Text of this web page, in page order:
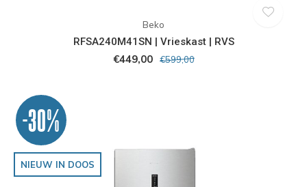
Beko
RFSA240M41SN | Vrieskast | RVS
€449,00 €599,00
-30%
NIEUW IN DOOS